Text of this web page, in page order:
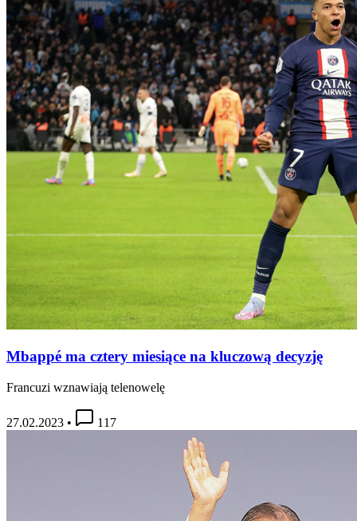
Mbappé ma cztery miesiące na kluczową decyzję
Francuzi wznawiają telenowelę
27.02.2023 • 117